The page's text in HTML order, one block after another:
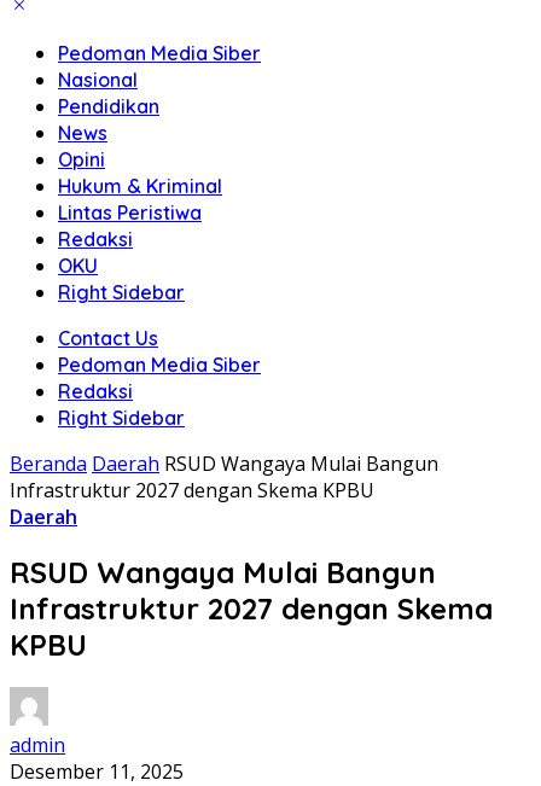
Pedoman Media Siber
Nasional
Pendidikan
News
Opini
Hukum & Kriminal
Lintas Peristiwa
Redaksi
OKU
Right Sidebar
Contact Us
Pedoman Media Siber
Redaksi
Right Sidebar
Beranda Daerah RSUD Wangaya Mulai Bangun
Infrastruktur 2027 dengan Skema KPBU
Daerah
RSUD Wangaya Mulai Bangun
Infrastruktur 2027 dengan Skema
KPBU
admin
Desember 11, 2025